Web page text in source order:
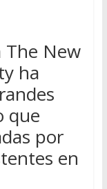
The New
ha
que
por
en